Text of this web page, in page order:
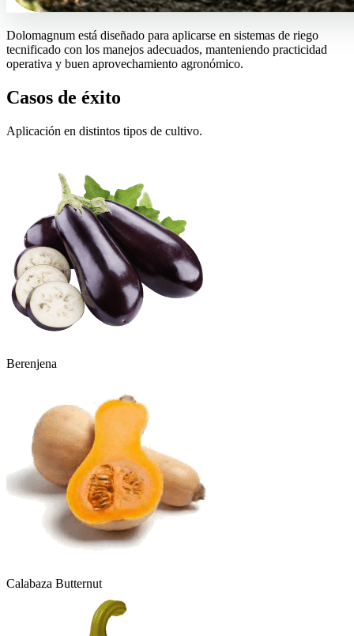
Dolomagnum está diseñado para aplicarse en sistemas de riego
tecnificado con los manejos adecuados, manteniendo practicidad
operativa y buen aprovechamiento agronómico.
Casos de éxito
Aplicación en distintos tipos de cultivo.
Berenjena
Calabaza Butternut